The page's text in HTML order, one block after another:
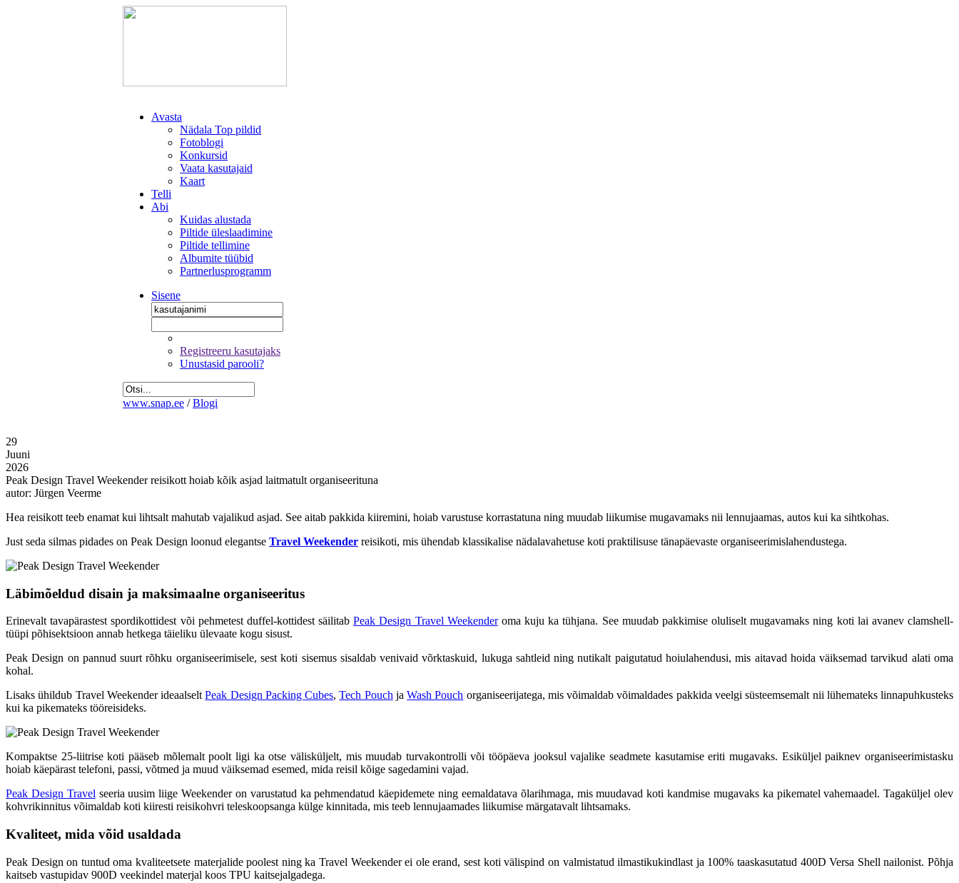
Avasta
Nädala Top pildid
Fotoblogi
Konkursid
Vaata kasutajaid
Kaart
Telli
Abi
Kuidas alustada
Piltide üleslaadimine
Piltide tellimine
Albumite tüübid
Partnerlusprogramm
Sisene
Registreeru kasutajaks
Unustasid parooli?
www.snap.ee / Blogi
29
Juuni
2026
Peak Design Travel Weekender reisikott hoiab kõik asjad laitmatult organiseerituna
autor: Jürgen Veerme
Hea reisikott teeb enamat kui lihtsalt mahutab vajalikud asjad. See aitab pakkida kiiremini, hoiab varustuse korrastatuna ning muudab liikumise mugavamaks nii lennujaamas, autos kui ka sihtkohas.
Just seda silmas pidades on Peak Design loonud elegantse Travel Weekender reisikoti, mis ühendab klassikalise nädalavahetuse koti praktilisuse tänapäevaste organiseerimislahendustega.
Läbimõeldud disain ja maksimaalne organiseeritus
Erinevalt tavapärastest spordikottidest või pehmetest duffel-kottidest säilitabPeak Design Travel Weekenderoma kuju ka tühjana. See muudab pakkimise oluliselt mugavamaks ning koti lai avanev clamshell-
tüüpi põhisektsioon annab hetkega täieliku ülevaate kogu sisust.
Peak Design on pannud suurt rõhku organiseerimisele, sest koti sisemus sisaldab venivaid võrktaskuid, lukuga sahtleid ning nutikalt paigutatud hoiulahendusi, mis aitavad hoida väiksemad tarvikud alati oma
kohal.
Lisaks ühildub Travel Weekender ideaalseltPeak Design Packing Cubes,Tech PouchjaWash Pouch organiseerijatega, mis võimaldab võimaldades pakkida veelgi süsteemsemalt nii lühemateks linnapuhkusteks
kui ka pikemateks tööreisideks.
Kompaktse 25-liitrise koti pääseb mõlemalt poolt ligi ka otse välisküljelt, mis muudab turvakontrolli või tööpäeva jooksul vajalike seadmete kasutamise eriti mugavaks. Esiküljel paiknev organiseerimistasku
hoiab käepärast telefoni, passi, võtmed ja muud väiksemad esemed, mida reisil kõige sagedamini vajad.
Peak Design Travelseeria uusim liige Weekender on varustatud ka pehmendatud käepidemete ning eemaldatava õlarihmaga, mis muudavad koti kandmise mugavaks ka pikematel vahemaadel. Tagaküljel olev
kohvrikinnitus võimaldab koti kiiresti reisikohvri teleskoopsanga külge kinnitada, mis teeb lennujaamades liikumise märgatavalt lihtsamaks.
Kvaliteet, mida võid usaldada
Peak Design on tuntud oma kvaliteetsete materjalide poolest ning ka Travel Weekender ei ole erand, sest koti välispind on valmistatud ilmastikukindlast ja 100% taaskasutatud 400D Versa Shell nailonist. Põhja
kaitseb vastupidav 900D veekindel materjal koos TPU kaitsejalgadega.